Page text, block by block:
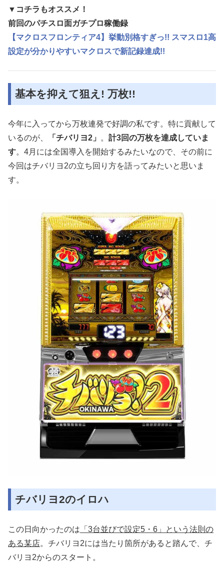
▼コチラもオススメ！
前回のパチスロ面ガチプロ稼働録
【マクロスフロンティア4】挙動別格すぎっ!! スマスロ1高
設定が分かりやすいマクロスで新記録達成!!
基本を抑えて狙え! 万枚!!
今年に入ってから万枚連発で好調の私です。特に貢献して
いるのが、
「チバリヨ2」 。 計3回の万枚を達成していま
す。4月には全国導入を開始するみたいなので、その前に
今回はチバリヨ2の立ち回り方を語ってみたいと思いま
す。
チバリヨ2のイロハ
この日向かったのは 「3台並びで設定5・6」という法則の
ある某店。チバリヨ2には当たり箇所があると踏んで、チ
バリヨ2からのスタート。